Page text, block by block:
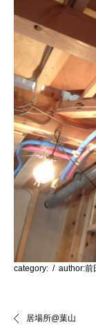
category: / author:前
居場所@葉山